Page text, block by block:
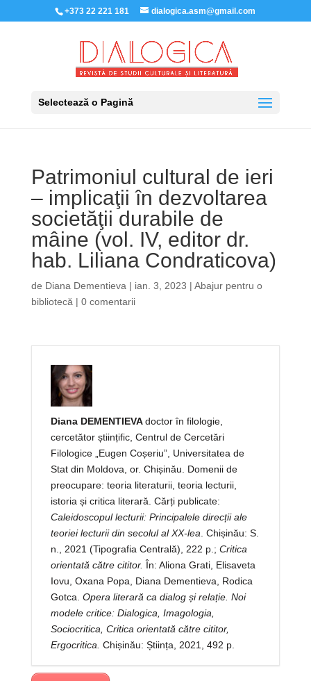
+373 22 221 181 dialogica.asm@gmail.com
Selectează o Pagină
Patrimoniul cultural de ieri
– implicaţii în dezvoltarea
societăţii durabile de
mâine (vol. IV, editor dr.
hab. Liliana Condraticova)
de Diana Dementieva | ian. 3, 2023 | Abajur pentru o
bibliotecă | 0 comentarii
Diana DEMENTIEVAdoctor în filologie,
cercetător științific, Centrul de Cercetări
Filologice „Eugen Coșeriu”, Universitatea de
Stat din Moldova, or. Chișinău. Domenii de
preocupare: teoria literaturii, teoria lecturii,
istoria și critica literară. Cărți publicate:
Caleidoscopul lecturii: Principalele direcții ale
teoriei lecturii din secolul al XX-lea . Chișinău: S.
n., 2021 (Tipografia Centrală), 222 p.; Critica
orientată către cititor. În: Aliona Grati, Elisaveta
Iovu, Oxana Popa, Diana Dementieva, Rodica
Gotca. Opera literară ca dialog și relație. Noi
modele critice: Dialogica, Imagologia,
Sociocritica, Critica orientată către cititor,
Ergocritica. Chișinău: Știința, 2021, 492 p.